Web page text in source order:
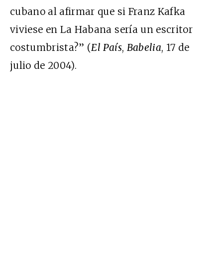
cubano al afirmar que si Franz Kafka
viviese en La Habana sería un escritor
costumbrista?” (El País, Babelia, 17 de
julio de 2004).